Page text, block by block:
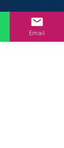
familiale.
consultez le
à Montigny-le-
Email